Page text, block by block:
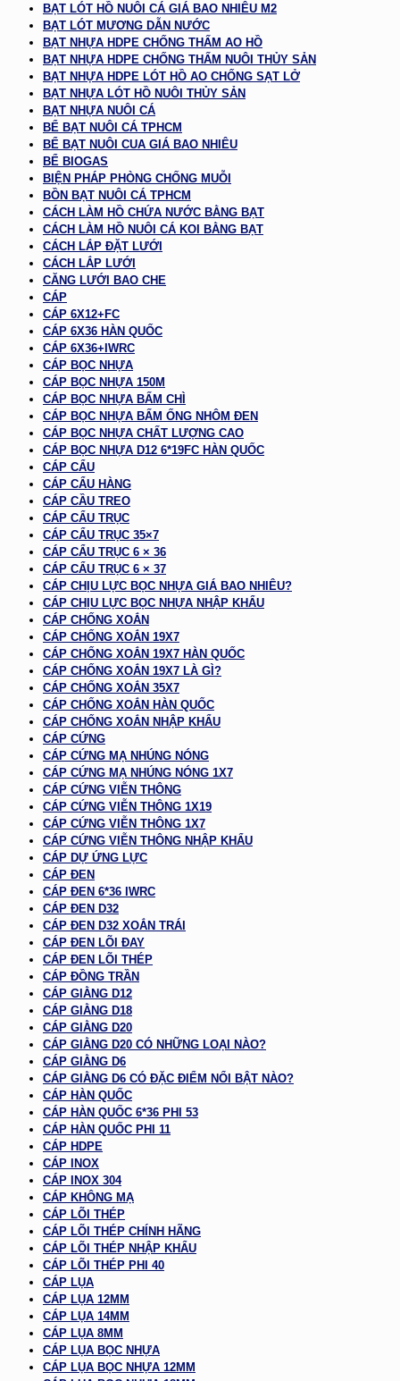
BẠT LÓT HỒ NUÔI CÁ GIÁ BAO NHIÊU M2
BẠT LÓT MƯƠNG DẪN NƯỚC
BẠT NHỰA HDPE CHỐNG THẤM AO HỒ
BẠT NHỰA HDPE CHỐNG THẤM NUÔI THỦY SẢN
BẠT NHỰA HDPE LÓT HỒ AO CHỐNG SẠT LỞ
BẠT NHỰA LÓT HỒ NUÔI THỦY SẢN
BẠT NHỰA NUÔI CÁ
BỂ BẠT NUÔI CÁ TPHCM
BỂ BẠT NUÔI CUA GIÁ BAO NHIÊU
BỂ BIOGAS
BIỆN PHÁP PHÒNG CHỐNG MUỖI
BỒN BẠT NUÔI CÁ TPHCM
CÁCH LÀM HỒ CHỨA NƯỚC BẰNG BẠT
CÁCH LÀM HỒ NUÔI CÁ KOI BẰNG BẠT
CÁCH LẮP ĐẶT LƯỚI
CÁCH LẮP LƯỚI
CĂNG LƯỚI BAO CHE
CÁP
CÁP 6X12+FC
CÁP 6X36 HÀN QUỐC
CÁP 6X36+IWRC
CÁP BỌC NHỰA
CÁP BỌC NHỰA 150M
CÁP BỌC NHỰA BẤM CHÌ
CÁP BỌC NHỰA BẤM ỐNG NHÔM ĐEN
CÁP BỌC NHỰA CHẤT LƯỢNG CAO
CÁP BỌC NHỰA D12 6*19FC HÀN QUỐC
CÁP CẨU
CÁP CẨU HÀNG
CÁP CẦU TREO
CÁP CẨU TRỤC
CÁP CẨU TRỤC 35×7
CÁP CẨU TRỤC 6 × 36
CÁP CẨU TRỤC 6 × 37
CÁP CHỊU LỰC BỌC NHỰA GIÁ BAO NHIÊU?
CÁP CHỊU LỰC BỌC NHỰA NHẬP KHẨU
CÁP CHỐNG XOẮN
CÁP CHỐNG XOẮN 19X7
CÁP CHỐNG XOẮN 19X7 HÀN QUỐC
CÁP CHỐNG XOẮN 19X7 LÀ GÌ?
CÁP CHỐNG XOẮN 35X7
CÁP CHỐNG XOẮN HÀN QUỐC
CÁP CHỐNG XOẮN NHẬP KHẨU
CÁP CỨNG
CÁP CỨNG MẠ NHÚNG NÓNG
CÁP CỨNG MẠ NHÚNG NÓNG 1X7
CÁP CỨNG VIỄN THÔNG
CÁP CỨNG VIỄN THÔNG 1X19
CÁP CỨNG VIỄN THÔNG 1X7
CÁP CỨNG VIỄN THÔNG NHẬP KHẨU
CÁP DỰ ỨNG LỰC
CÁP ĐEN
CÁP ĐEN 6*36 IWRC
CÁP ĐEN D32
CÁP ĐEN D32 XOẮN TRÁI
CÁP ĐEN LÕI ĐAY
CÁP ĐEN LÕI THÉP
CÁP ĐỒNG TRẦN
CÁP GIẰNG D12
CÁP GIẰNG D18
CÁP GIẰNG D20
CÁP GIẰNG D20 CÓ NHỮNG LOẠI NÀO?
CÁP GIẰNG D6
CÁP GIẰNG D6 CÓ ĐẶC ĐIỂM NỔI BẬT NÀO?
CÁP HÀN QUỐC
CÁP HÀN QUỐC 6*36 PHI 53
CÁP HÀN QUỐC PHI 11
CÁP HDPE
CÁP INOX
CÁP INOX 304
CÁP KHÔNG MẠ
CÁP LÕI THÉP
CÁP LÕI THÉP CHÍNH HÃNG
CÁP LÕI THÉP NHẬP KHẨU
CÁP LÕI THÉP PHI 40
CÁP LỤA
CÁP LỤA 12MM
CÁP LỤA 14MM
CÁP LỤA 8MM
CÁP LỤA BỌC NHỰA
CÁP LỤA BỌC NHỰA 12MM